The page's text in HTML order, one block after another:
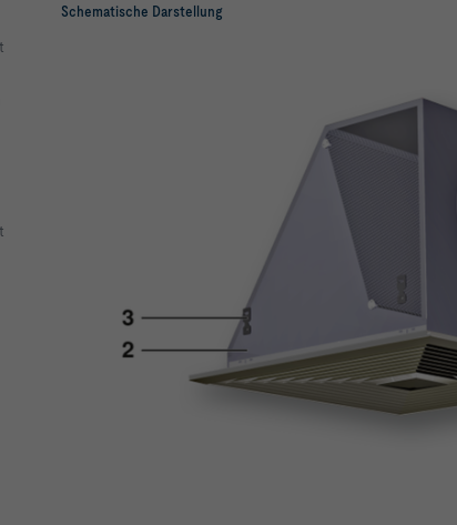
Schematische Darstellung